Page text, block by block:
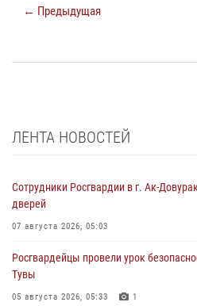
← Предыдущая
ЛЕНТА НОВОСТЕЙ
Сотрудники Росгвардии в г. Ак-
дверей
07 августа 2026, 05:03
Росгвардейцы провели урок
Тувы
05 августа 2026, 05:33 1